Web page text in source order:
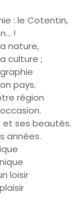
: le Cotentin,
!
nature,
culture ;
pays.
région
et ses beautés.
années.
loisir